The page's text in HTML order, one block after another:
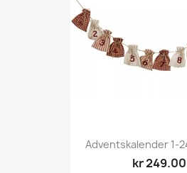
Adventskalender 1-
kr 249.00